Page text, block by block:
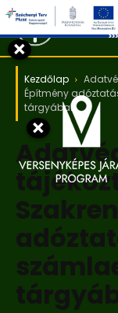
Kezdőlap
Építmény
tárgyában
×
×